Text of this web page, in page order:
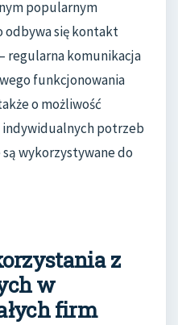
popularnym
odbywa się kontakt
regularna komunikacja
funkcjonowania
o możliwość
potrzeb
wykorzystywane do
z
w
firm